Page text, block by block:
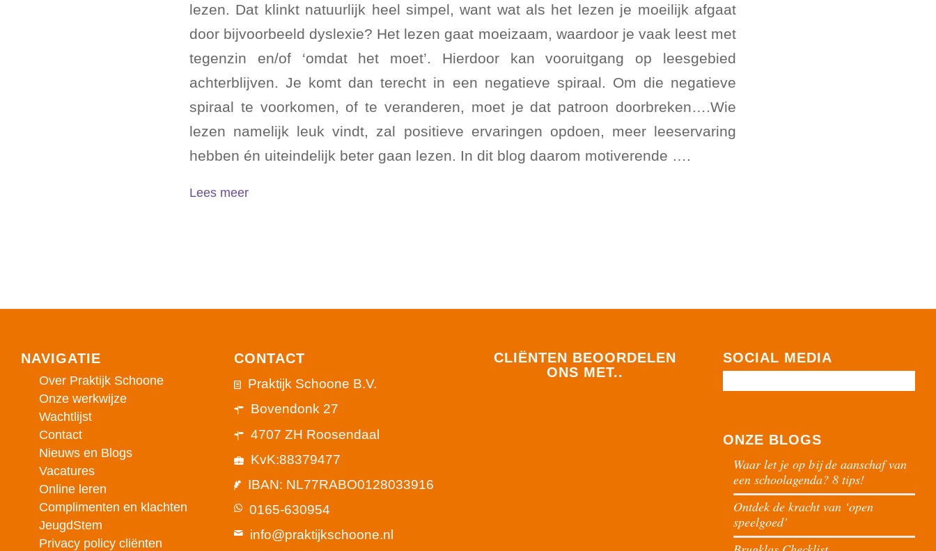
lezen. Dat klinkt natuurlijk heel simpel, want wat als het lezen je moeilijk afgaat
door bijvoorbeeld dyslexie? Het lezen gaat moeizaam, waardoor je vaak leest met
tegenzin en/of ‘omdat het moet’. Hierdoor kan vooruitgang op leesgebied
achterblijven. Je komt dan terecht in een negatieve spiraal. Om die negatieve
spiraal te voorkomen, of te veranderen, moet je dat patroon doorbreken….Wie
lezen namelijk leuk vindt, zal positieve ervaringen opdoen, meer leeservaring
hebben én uiteindelijk beter gaan lezen. In dit blog daarom motiverende ….
Lees meer
NAVIGATIE
Over Praktijk Schoone
Onze werkwijze
Wachtlijst
Contact
Nieuws en Blogs
Vacatures
Online leren
Complimenten en klachten
JeugdStem
Privacy policy cliënten
CONTACT
Praktijk Schoone B.V.
Bovendonk 27
4707 ZH Roosendaal
KvK:88379477
IBAN: NL77RABO0128033916
0165-630954
info@praktijkschoone.nl
CLIËNTEN BEOORDELEN
ONS MET..
SOCIAL MEDIA
ONZE BLOGS
Waar let je op bij de aanschaf van
een schoolagenda? 8 tips!
Ontdek de kracht van ‘open
speelgoed’